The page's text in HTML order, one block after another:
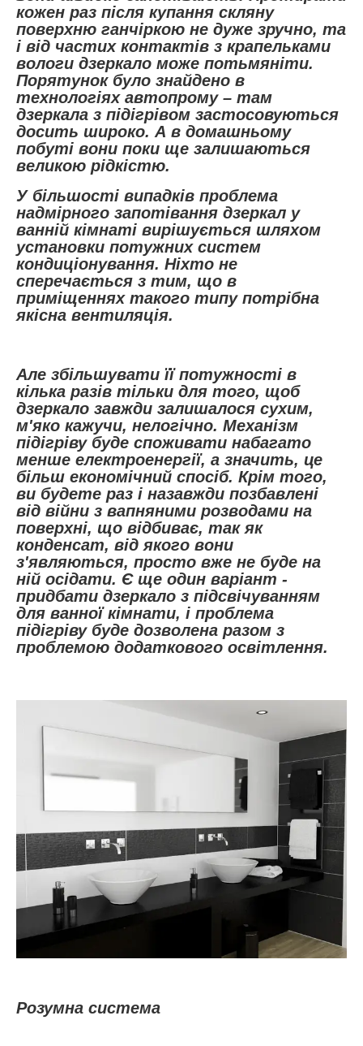
кожен раз після купання скляну
поверхню ганчіркою не дуже зручно, та
і від частих контактів з крапельками
вологи дзеркало може потьмяніти.
Порятунок було знайдено в
технологіях автопрому – там
дзеркала з підігрівом застосовуються
досить широко. А в домашньому
побуті вони поки ще залишаються
великою рідкістю.
У більшості випадків проблема
надмірного запотівання дзеркал у
ванній кімнаті вирішується шляхом
установки потужних систем
кондиціонування. Ніхто не
сперечається з тим, що в
приміщеннях такого типу потрібна
якісна вентиляція.
Але збільшувати її потужності в
кілька разів тільки для того, щоб
дзеркало завжди залишалося сухим,
м'яко кажучи, нелогічно. Механізм
підігріву буде споживати набагато
менше електроенергії, а значить, це
більш економічний спосіб. Крім того,
ви будете раз і назавжди позбавлені
від війни з вапняними розводами на
поверхні, що відбиває, так як
конденсат, від якого вони
з'являються, просто вже не буде на
ній осідати. Є ще один варіант -
придбати дзеркало з підсвічуванням
для ванної кімнати, і проблема
підігріву буде дозволена разом з
проблемою додаткового освітлення.
Розумна система